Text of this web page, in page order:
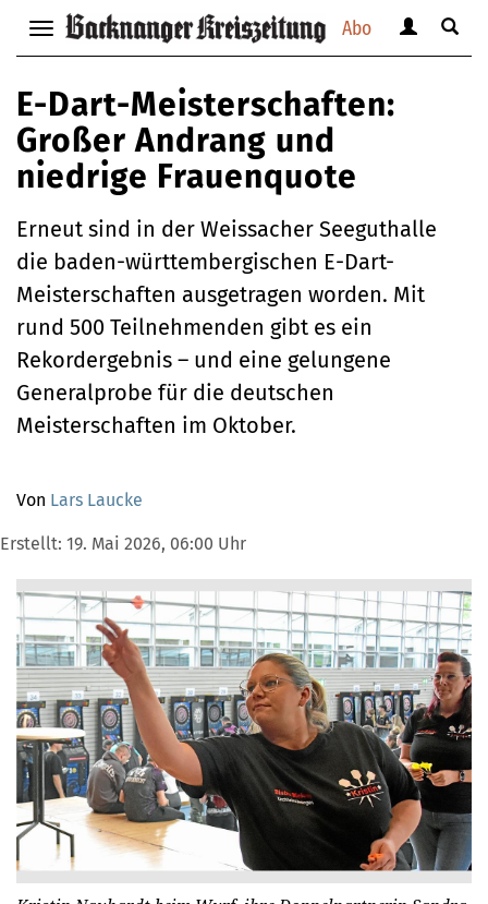
Abo
Navigation
anzeigen
verbergen
anzeigen
Suche
E-Dart-Meisterschaften:
Großer Andrang und
niedrige Frauenquote
Erneut sind in der Weissacher Seeguthalle
die baden-württembergischen E-Dart-
Meisterschaften ausgetragen worden. Mit
rund 500 Teilnehmenden gibt es ein
Rekordergebnis – und eine gelungene
Generalprobe für die deutschen
Meisterschaften im Oktober.
Von Lars Laucke
Erstellt: 19. Mai 2026, 06:00 Uhr